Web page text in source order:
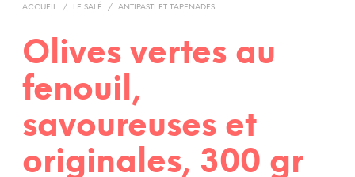
ACCUEIL / LE SALÉ / ANTIPASTI ET TAPENADES
Olives vertes au
fenouil,
savoureuses et
originales, 300 gr